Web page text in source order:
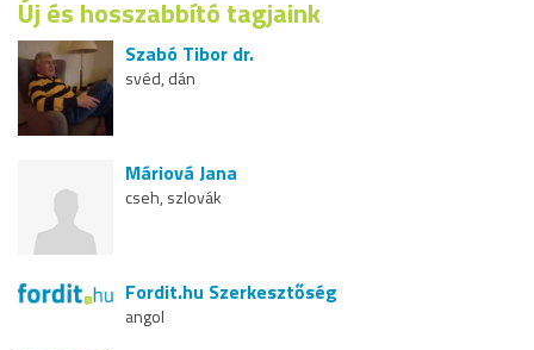
Új és hosszabbító tagjaink
Szabó Tibor dr.
svéd, dán
Máriová Jana
cseh, szlovák
Fordit.hu Szerkesztőség
angol